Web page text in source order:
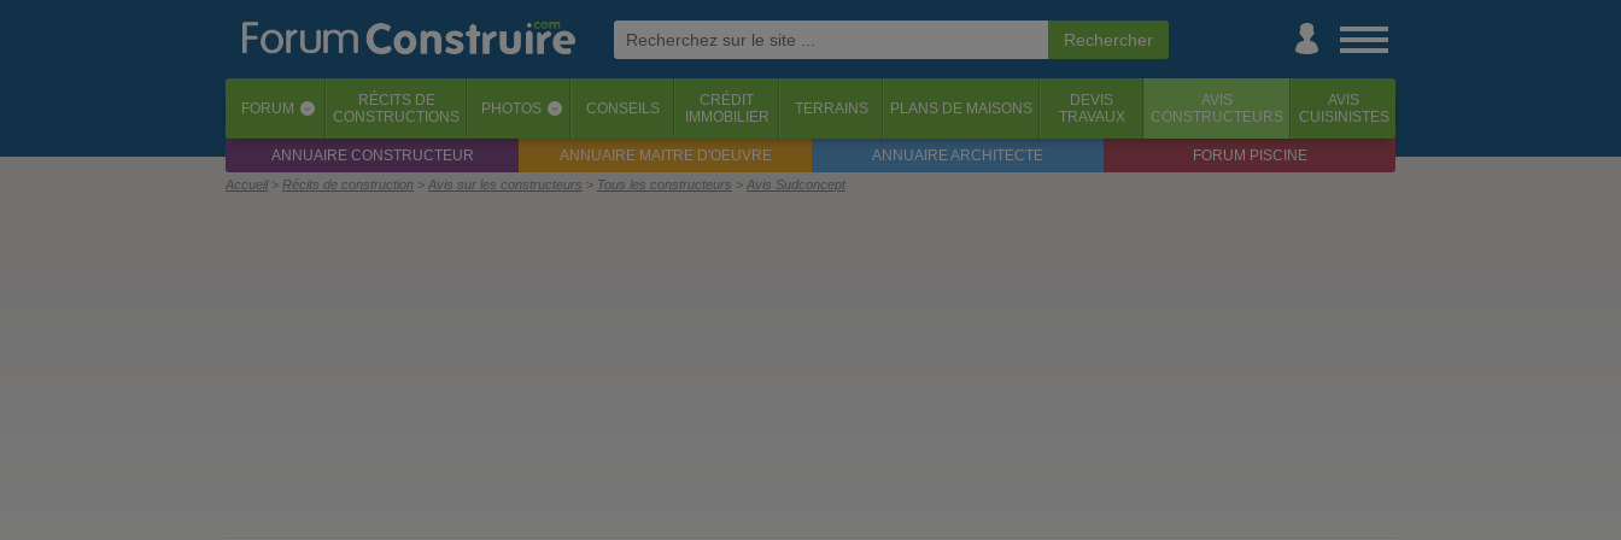
FORUM ‹ RÉCITS DE
CONSTRUCTIONS
PHOTOS ‹ CONSEILS
CRÉDIT
IMMOBILIER
TERRAINS PLANS DE MAISONS
DEVIS
TRAVAUX
AVIS
CONSTRUCTEURS
AVIS
CUISINISTES
ANNUAIRE CONSTRUCTEUR ANNUAIRE MAITRE D'OEUVRE ANNUAIRE ARCHITECTE FORUM PISCINE
Accueil Récits de construction Avis sur les constructeurs Tous les constructeurs Avis Sudconcept